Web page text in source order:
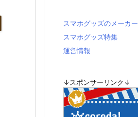
スマホグッズのメーカー
スマホグッズ特集
運営情報
↓スポンサーリンク↓